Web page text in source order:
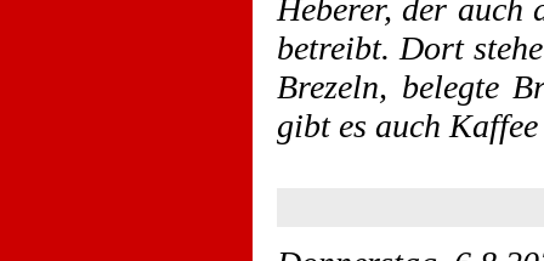
Heberer, der auch
betreibt. Dort
Brezeln, belegte
gibt es auch